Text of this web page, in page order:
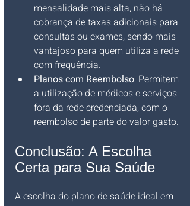
mensalidade mais alta, não há
cobrança de taxas adicionais para
consultas ou exames, sendo mais
vantajoso para quem utiliza a rede
com frequência.
Planos com Reembolso: Permitem
a utilização de médicos e serviços
fora da rede credenciada, com o
reembolso de parte do valor gasto.
Conclusão: A Escolha
Certa para Sua Saúde
A escolha do plano de saúde ideal em